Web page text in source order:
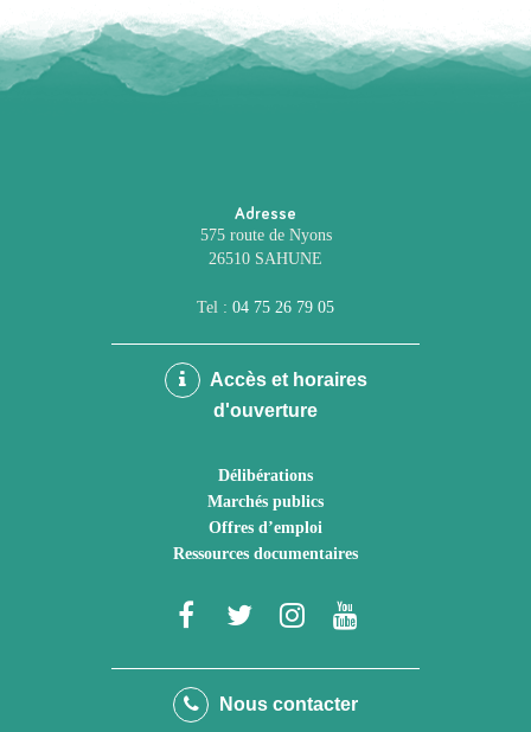
Adresse
575 route de Nyons
26510 SAHUNE
Tel : 04 75 26 79 05
Accès et horaires
d'ouverture
Délibérations
Marchés publics
Offres d’emploi
Ressources documentaires
Lien
le
Lien
le
Lien
le
Nous contacter